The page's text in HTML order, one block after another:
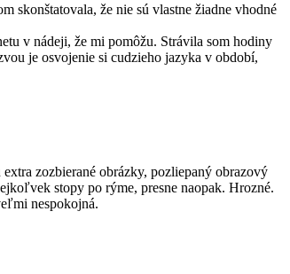
skonštatovala, že nie sú vlastne žiadne vhodné
v nádeji, že mi pomôžu. Strávila som hodiny
je osvojenie si cudzieho jazyka v období,
zozbierané obrázky, pozliepaný obrazový
stopy po rýme, presne naopak. Hrozné.
nespokojná.